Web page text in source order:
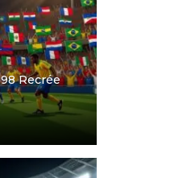
Recrée